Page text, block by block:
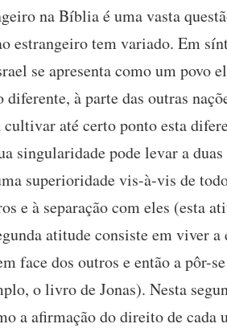
na Bíblia é uma vasta
estrangeiro tem variado. Em
se apresenta como um povo
à parte das outras
até certo ponto esta
singularidade pode levar a
superioridade vis-à-vis de
e à separação com eles (esta
atitude consiste em viver
face dos outros e então a pôr-
o livro de Jonas). Nesta
a afirmação do direito de cada